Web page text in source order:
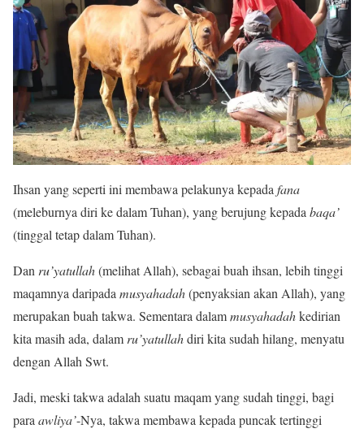
Ihsan yang seperti ini membawa pelakunya kepada fana
(meleburnya diri ke dalam Tuhan), yang berujung kepada baqa’
(tinggal tetap dalam Tuhan).
Dan ru’yatullah(melihat Allah), sebagai buah ihsan, lebih tinggi
maqamnya daripada musyahadah(penyaksian akan Allah), yang
merupakan buah takwa. Sementara dalammusyahadahkedirian
kita masih ada, dalam ru’yatullahdiri kita sudah hilang, menyatu
dengan Allah Swt.
Jadi, meski takwa adalah suatu maqam yang sudah tinggi, bagi
para awliya’-Nya, takwa membawa kepada puncak tertinggi